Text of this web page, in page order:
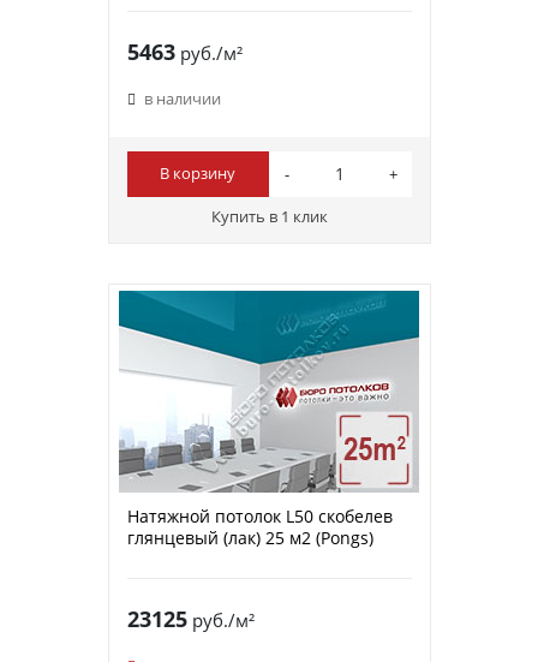
5463руб./м²
в наличии
В корзину
Купить в 1 клик
Натяжной потолок L50 скобелев
глянцевый (лак) 25 м2 (Pongs)
23125руб./м²